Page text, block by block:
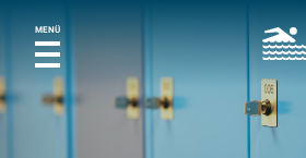
MENÜ